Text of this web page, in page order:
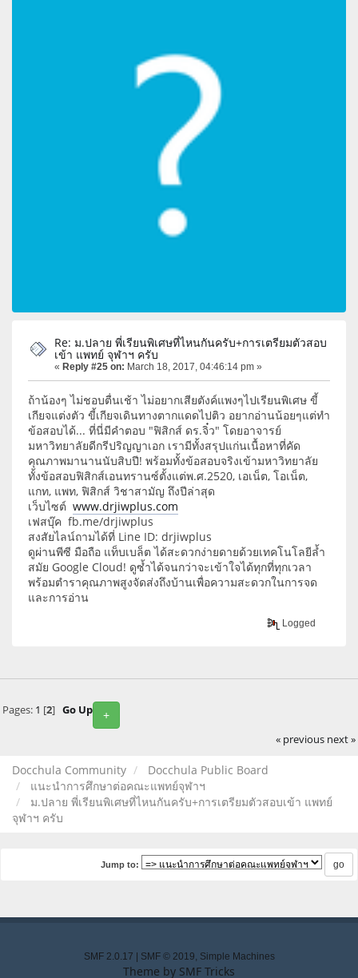
Re: ม.ปลาย พี่เรียนพิเศษที่ไหนกันครับ+การเตรียมตัวสอบ
เข้า แพทย์ จุฬาฯ ครับ
« Reply #25 on: March 18, 2017, 04:46:14 pm »
ถ้าน้องๆ ไม่ชอบตื่นเช้า ไม่อยากเสียตังค์แพงๆไปเรียนพิเศษ ขี้
เกียจแต่งตัว ขี้เกียจเดินทางตากแดดไปติว อยากอ่านน้อยๆแต่ทำ
ข้อสอบได้... ที่นี่มีคำตอบ "ฟิสิกส์ ดร.จิ๋ว" โดยอาจารย์
มหาวิทยาลัยดีกรีปริญญาเอก เรามีทั้งสรุปแก่นเนื้อหาที่คัด
คุณภาพมานานนับสิบปี! พร้อมทั้งข้อสอบจริงเข้ามหาวิทยาลัย
ทั้ง​ข้อสอบฟิสิกส์เอนทรานซ์ตั้งแต่พ.ศ.2520, เอเน็ต, โอเน็ต,
แกท, แพท, ฟิสิกส์ วิชาสามัญ ถึงปีล่าสุด
เว็บไซต์ www.drjiwplus.com
เฟสบุ๊ค fb.me/drjiwplus
สงสัยไลน์ถามได้ที่ Line ID: drjiwplus
ดูผ่านพีซี มือถือ แท็บเบล็ต ได้สะดวกง่ายดายด้วยเทคโนโลยีล้ำ
สมัย Google Cloud! ดูซ้ำได้จนกว่าจะเข้าใจได้ทุกที่ทุกเวลา
พร้อมตำราคุณภาพสูงจัดส่งถึงบ้านเพื่อความสะดวกในการจด
และการอ่าน
Logged
+
Pages: 1 [2] Go Up
« previous next »
Docchula Community
Docchula Public Board
แนะนำการศึกษาต่อคณะแพทย์จุฬาฯ
ม.ปลาย พี่เรียนพิเศษที่ไหนกันครับ+การเตรียมตัวสอบเข้า แพทย์
จุฬาฯ ครับ
Jump to:
SMF 2.0.17 SMF © 2019, Simple Machines
Theme by SMF Tricks